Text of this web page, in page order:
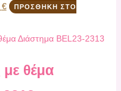
€ ΠΡΟΣΘΉΚΗ ΣΤΟ
θέμα